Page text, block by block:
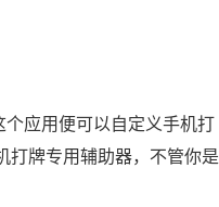
应用便可以自定义手机打
打牌专用辅助器，不管你是